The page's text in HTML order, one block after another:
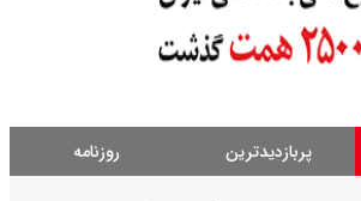
پربازدیدترین روزنامه